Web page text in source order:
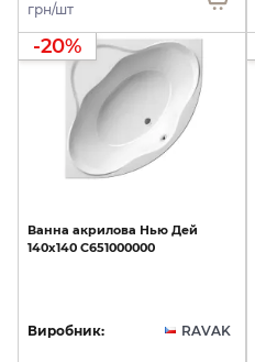
грн/шт
-20%
Ванна акрилова Нью Дей
140х140 C651000000
Виробник: RAVAK